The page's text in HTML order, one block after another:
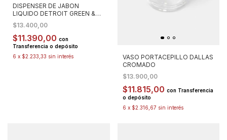
DISPENSER DE JABON
LIQUIDO DETROIT GREEN &
WOOD
$13.400,00
$11.390,00 con
Transferencia o depósito
6 x $2.233,33 sin interés
VASO PORTACEPILLO DALLAS
CROMADO
$13.900,00
$11.815,00 con Transferencia
o depósito
6 x $2.316,67 sin interés